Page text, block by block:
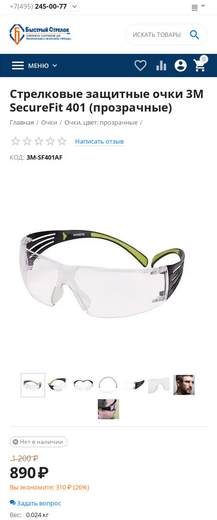
+7(495) 245-00-77 
0


 

 МЕНЮ 
Стрелковые защитные очки 3М
SecureFit 401 (прозрачные)
Главная / Очки / Очки, цвет: прозрачные /
Написать отзыв
КОД: 3M-SF401AF
Нет в наличии

1 200₽
890₽
Вы экономите:310₽ (26%)
Задать вопрос
Вес: 0.024 кг